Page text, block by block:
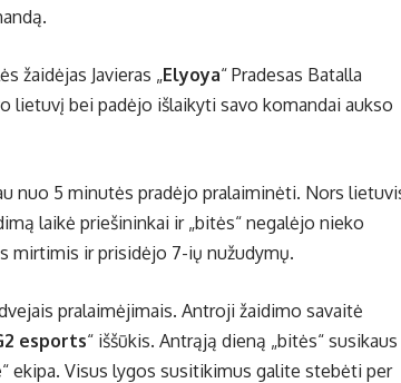
žaidėjas Javieras „Elyoya“ Pradesas Batalla
lietuvį bei padėjo išlaikyti savo komandai aukso
nuo 5 minutės pradėjo pralaiminėti. Nors
laikė priešininkai ir „bitės“ negalėjo nieko
mirtimis ir prisidėjo 7-ių nužudymų.
pralaimėjimais. Antroji žaidimo savaitė
esports“ iššūkis. Antrąją dieną „bitės“ susikaus
“ ekipa. Visus lygos susitikimus galite stebėti per